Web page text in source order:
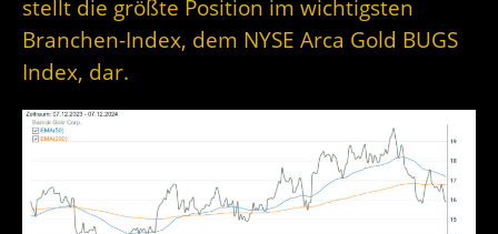
stellt die größte Position im wichtigsten
Branchen-Index, dem NYSE Arca Gold BUGS
Index, dar.